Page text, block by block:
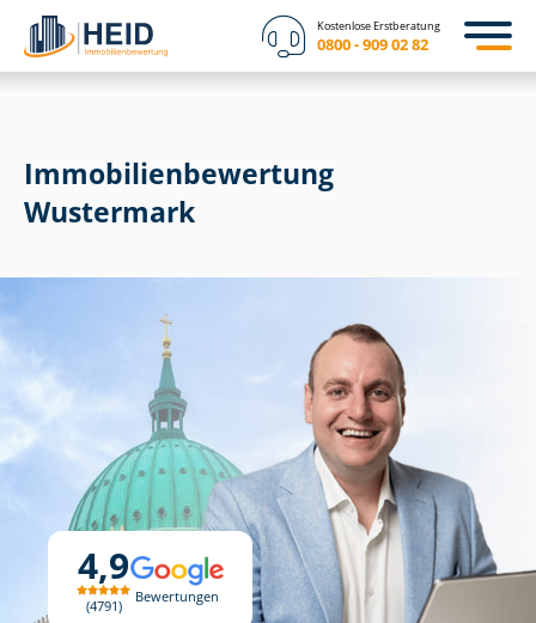
Kostenlose Erstberatung
0800 - 909 02 82
4,9
4791
Bewertungen
Immobilien­bewertung
Wustermark